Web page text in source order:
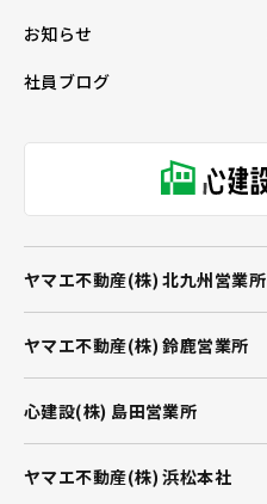
お知らせ
社員ブログ
ヤマエ不動産(株) 浜松本社
ヤマエ不動産(株) 北九州営業所
ヤマエ不動産(株) 鈴鹿営業所
心建設(株) 島田営業所